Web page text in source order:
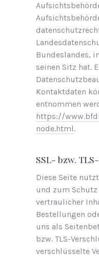
Bundeslandes,
seinen Sitz hat.
Kontaktdaten
entnommen
https://
node.html.
SSL- bzw.
Diese Seite
und zum
vertraulicher
Bestellungen
uns als
bzw. TLS-
verschlüsselte